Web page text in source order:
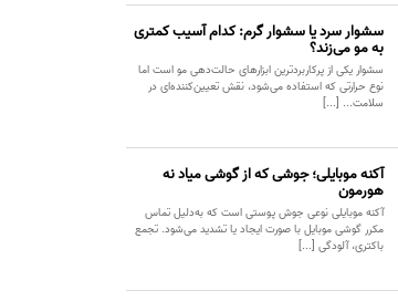
سشوار سرد یا سشوار گرم: کدام آسیب کمتری
به مو می‌زند؟
سشوار یکی از پرکاربردترین ابزارهای حالت‌دهی مو است اما
نوع حرارتی که استفاده می‌شود، نقش تعیین‌کننده‌ای در
سلامت... [...]
آکنه موبایلی؛ جوشی که از گوشی میاد نه
هورمون
آکنه موبایلی نوعی جوش پوستی است که به‌دلیل تماس
مکرر گوشی موبایل با صورت ایجاد یا تشدید می‌شود. تجمع
باکتری، آلودگی [...]